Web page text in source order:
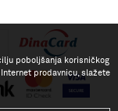
poboljšanja korisničkog
prodavnicu, slažete